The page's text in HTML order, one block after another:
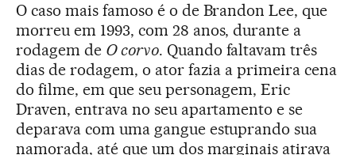
O caso mais famoso é o de Brandon Lee, que
morreu em 1993, com 28 anos, durante a
rodagem de O corvo. Quando faltavam três
dias de rodagem, o ator fazia a primeira cena
do filme, em que seu personagem, Eric
Draven, entrava no seu apartamento e se
deparava com uma gangue estuprando sua
namorada, até que um dos marginais atirava